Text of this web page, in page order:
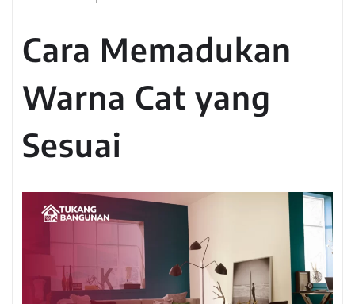
Cara Memadukan
Warna Cat yang
Sesuai